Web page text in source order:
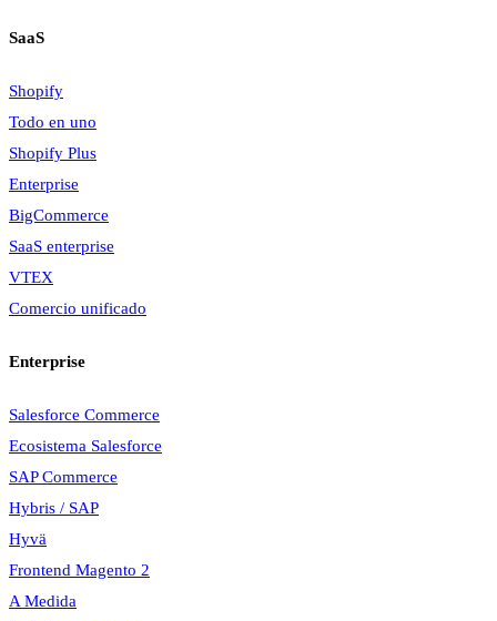
SaaS
Shopify
Todo en uno
Shopify Plus
Enterprise
BigCommerce
SaaS enterprise
VTEX
Comercio unificado
Enterprise
Salesforce Commerce
Ecosistema Salesforce
SAP Commerce
Hybris / SAP
Hyvä
Frontend Magento 2
A Medida